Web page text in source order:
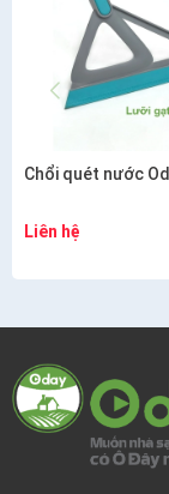
Chổi quét nước
Liên hệ